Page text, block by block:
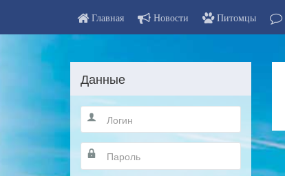
Главная Новости Питомцы
Данные